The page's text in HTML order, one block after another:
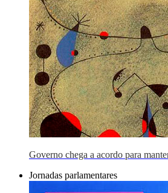
Governo chega a acordo para
Jornadas parlamentares